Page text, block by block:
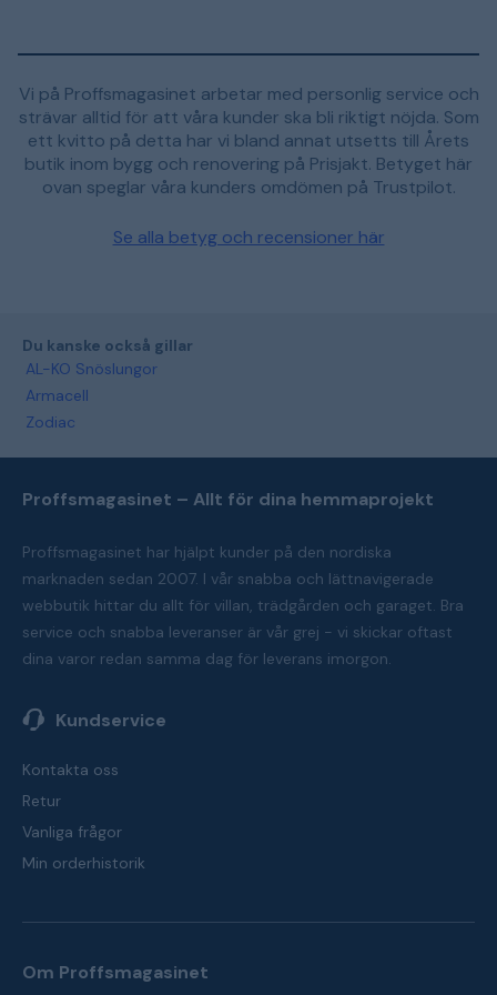
Vi på Proffsmagasinet arbetar med personlig service och
strävar alltid för att våra kunder ska bli riktigt nöjda. Som
ett kvitto på detta har vi bland annat utsetts till Årets
butik inom bygg och renovering på Prisjakt. Betyget här
ovan speglar våra kunders omdömen på Trustpilot.
Se alla betyg och recensioner här
Du kanske också gillar
AL-KO Snöslungor
Armacell
Zodiac
Proffsmagasinet – Allt för dina hemmaprojekt
Proffsmagasinet har hjälpt kunder på den nordiska
marknaden sedan 2007. I vår snabba och lättnavigerade
webbutik hittar du allt för villan, trädgården och garaget. Bra
service och snabba leveranser är vår grej - vi skickar oftast
dina varor redan samma dag för leverans imorgon.
Kundservice
Kontakta oss
Retur
Vanliga frågor
Min orderhistorik
Om Proffsmagasinet